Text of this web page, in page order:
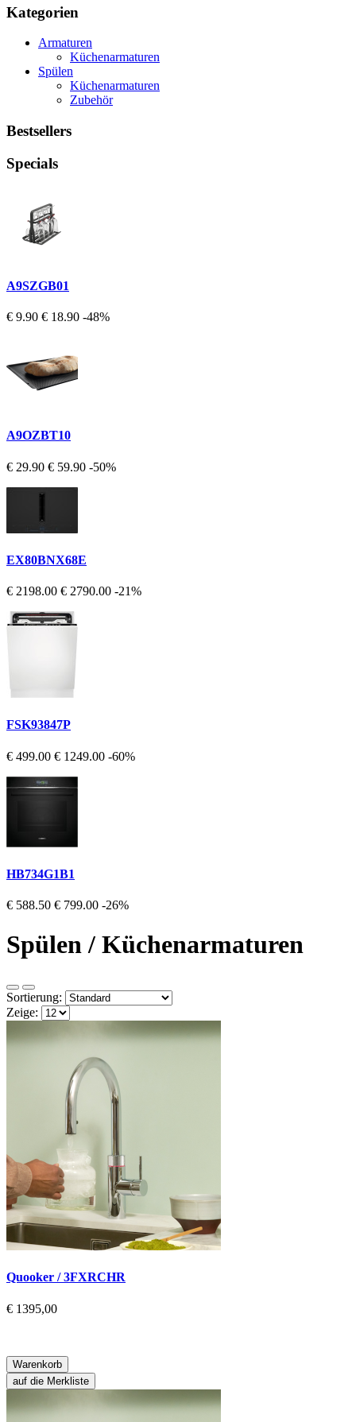
Kategorien
Armaturen
Küchenarmaturen
Spülen
Küchenarmaturen
Zubehör
Bestsellers
Specials
A9SZGB01
€ 9.90 € 18.90 -48%
A9OZBT10
€ 29.90 € 59.90 -50%
EX80BNX68E
€ 2198.00 € 2790.00 -21%
FSK93847P
€ 499.00 € 1249.00 -60%
HB734G1B1
€ 588.50 € 799.00 -26%
Spülen / Küchenarmaturen
Sortierung:
Zeige:
Quooker / 3FXRCHR
€ 1395,00
Warenkorb
auf die Merkliste